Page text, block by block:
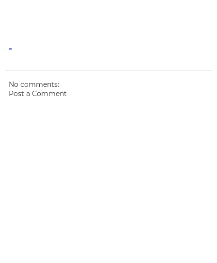
-
No comments:
Post a Comment